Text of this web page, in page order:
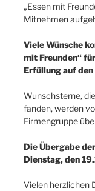
„Essen mit
Mitnehmen
Viele Wünsche
mit Freunden“
Erfüllung auf
Wunschsterne,
fanden, werden
Firmengruppe
Die Übergabe
Dienstag, den
Vielen herzlichen